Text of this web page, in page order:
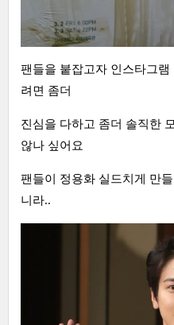
팬들을 붙잡고자 인스타그
려면 좀더
진심을 다하고 좀더 솔직한
않나 싶어요
팬들이 정용화 실드치게 만
니라..